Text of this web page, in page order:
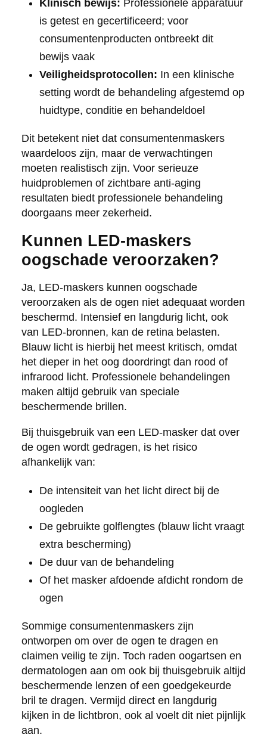
Klinisch bewijs: Professionele apparatuur
is getest en gecertificeerd; voor
consumentenproducten ontbreekt dit
bewijs vaak
Veiligheidsprotocollen: In een klinische
setting wordt de behandeling afgestemd op
huidtype, conditie en behandeldoel
Dit betekent niet dat consumentenmaskers
waardeloos zijn, maar de verwachtingen
moeten realistisch zijn. Voor serieuze
huidproblemen of zichtbare anti-aging
resultaten biedt professionele behandeling
doorgaans meer zekerheid.
Kunnen LED-maskers
oogschade veroorzaken?
Ja, LED-maskers kunnen oogschade
veroorzaken als de ogen niet adequaat worden
beschermd. Intensief en langdurig licht, ook
van LED-bronnen, kan de retina belasten.
Blauw licht is hierbij het meest kritisch, omdat
het dieper in het oog doordringt dan rood of
infrarood licht. Professionele behandelingen
maken altijd gebruik van speciale
beschermende brillen.
Bij thuisgebruik van een LED-masker dat over
de ogen wordt gedragen, is het risico
afhankelijk van:
De intensiteit van het licht direct bij de
oogleden
De gebruikte golflengtes (blauw licht vraagt
extra bescherming)
De duur van de behandeling
Of het masker afdoende afdicht rondom de
ogen
Sommige consumentenmaskers zijn
ontworpen om over de ogen te dragen en
claimen veilig te zijn. Toch raden oogartsen en
dermatologen aan om ook bij thuisgebruik altijd
beschermende lenzen of een goedgekeurde
bril te dragen. Vermijd direct en langdurig
kijken in de lichtbron, ook al voelt dit niet pijnlijk
aan.